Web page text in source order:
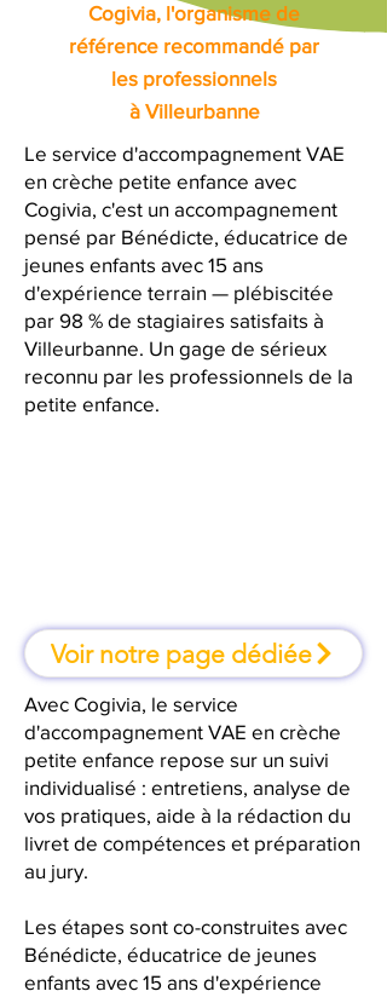
Cogivia, l'organisme de
référence recommandé par
les professionnels
à Villeurbanne
Le service d'accompagnement VAE
en crèche petite enfance avec
Cogivia, c'est un accompagnement
pensé par Bénédicte, éducatrice de
jeunes enfants avec 15 ans
d'expérience terrain — plébiscitée
par 98 % de stagiaires satisfaits à
Villeurbanne. Un gage de sérieux
reconnu par les professionnels de la
petite enfance.
Voir notre page dédiée
Avec Cogivia, le service
d'accompagnement VAE en crèche
petite enfance repose sur un suivi
individualisé : entretiens, analyse de
vos pratiques, aide à la rédaction du
livret de compétences et préparation
au jury.
Les étapes sont co-construites avec
Bénédicte, éducatrice de jeunes
enfants avec 15 ans d'expérience